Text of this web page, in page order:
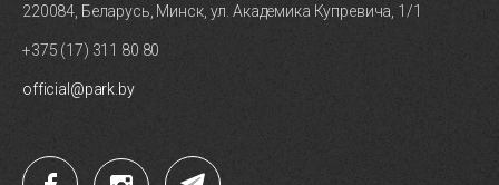
220084, Беларусь, Минск, ул. Академика Купревича, 1/1
+375 (17) 311 80 80
official@park.by